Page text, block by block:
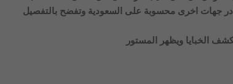
جهات اخرى محسوبة على السعودية وتفضح بالتفصيل
الخبايا ويظهر المستور